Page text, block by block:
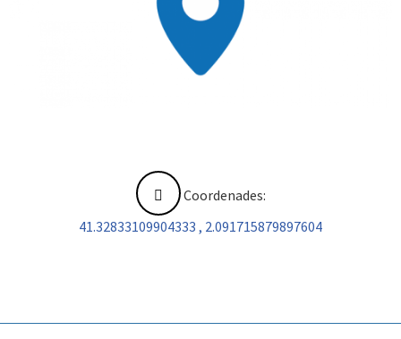
Coordenades:
41.32833109904333 , 2.091715879897604